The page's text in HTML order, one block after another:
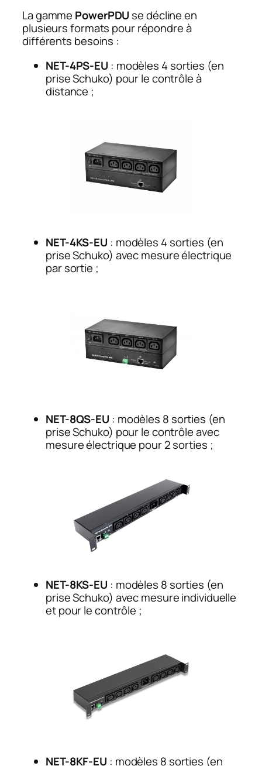
La gamme PowerPDU se décline en
plusieurs formats pour répondre à
différents besoins :
NET-4PS-EU : modèles 4 sorties (en
prise Schuko) pour le contrôle à
distance ;
NET-4KS-EU : modèles 4 sorties (en
prise Schuko) avec mesure électrique
par sortie ;
NET-8QS-EU : modèles 8 sorties (en
prise Schuko) pour le contrôle avec
mesure électrique pour 2 sorties ;
NET-8KS-EU : modèles 8 sorties (en
prise Schuko) avec mesure individuelle
et pour le contrôle ;
NET-8KF-EU : modèles 8 sorties (en